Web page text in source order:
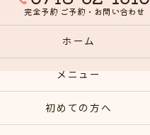
完全予約 ご予約・お問い合わせ
ホーム
メニュー
初めての方へ